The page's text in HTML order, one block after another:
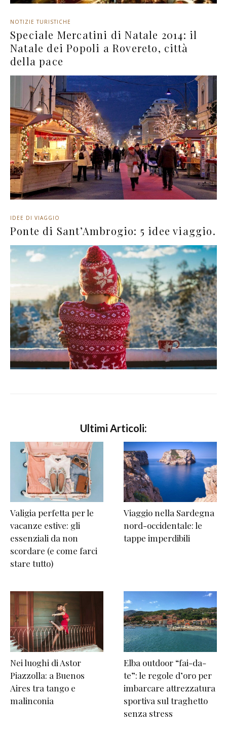
NOTIZIE TURISTICHE
Speciale Mercatini di Natale 2014: il
Natale dei Popoli a Rovereto, città
della pace
IDEE DI VIAGGIO
Ponte di Sant’Ambrogio: 5 idee viaggio.
Ultimi Articoli:
Valigia perfetta per le
vacanze estive: gli
essenziali da non
scordare (e come farci
stare tutto)
Viaggio nella Sardegna
nord-occidentale: le
tappe imperdibili
Nei luoghi di Astor
Piazzolla: a Buenos
Aires tra tango e
malinconia
Elba outdoor “fai-da-
te”: le regole d’oro per
imbarcare attrezzatura
sportiva sul traghetto
senza stress